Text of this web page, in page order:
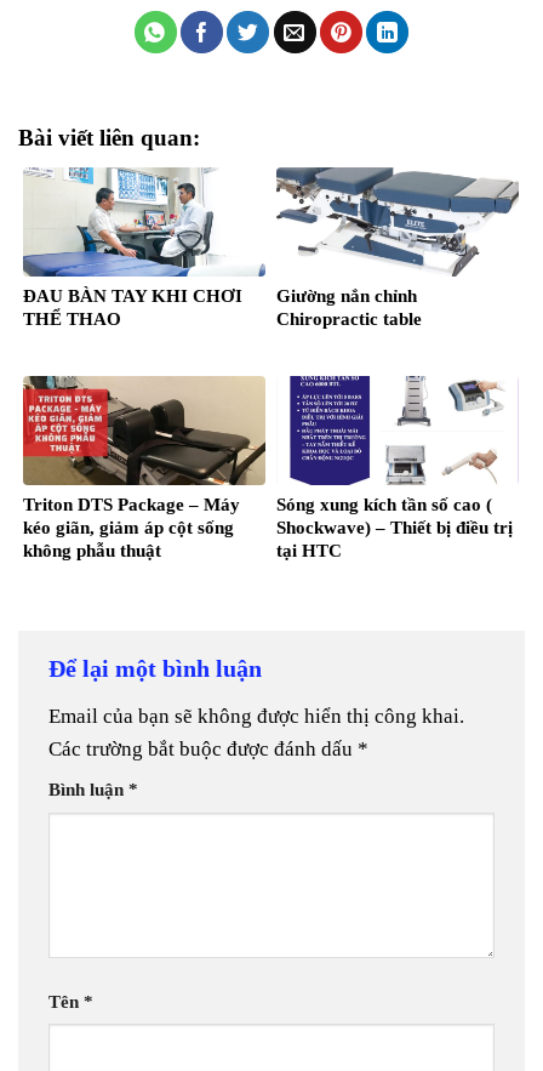
Bài viết liên quan:
ĐAU BÀN TAY KHI CHƠI
THỂ THAO
Giường nắn chỉnh
Chiropractic table
Triton DTS Package – Máy
kéo giãn, giảm áp cột sống
không phẫu thuật
Sóng xung kích tần số cao (
Shockwave) – Thiết bị điều trị
tại HTC
Để lại một bình luận
Email của bạn sẽ không được hiển thị công khai.
Các trường bắt buộc được đánh dấu *
Bình luận *
Tên *